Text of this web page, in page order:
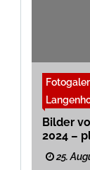
Bilder
2024 –
25.